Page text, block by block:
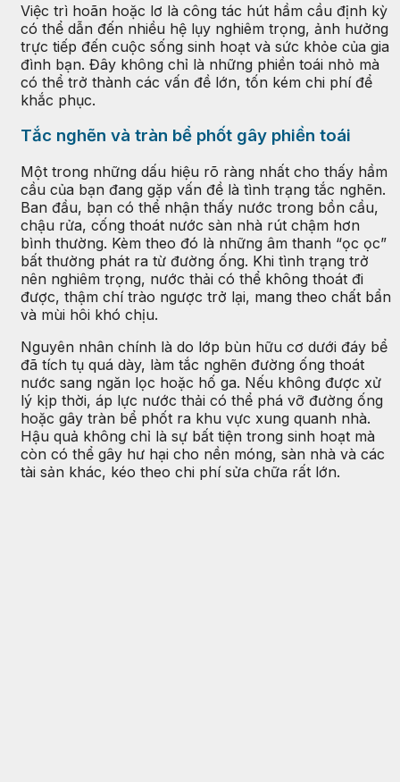
Việc trì hoãn hoặc lơ là công tác hút hầm cầu định kỳ
có thể dẫn đến nhiều hệ lụy nghiêm trọng, ảnh hưởng
trực tiếp đến cuộc sống sinh hoạt và sức khỏe của gia
đình bạn. Đây không chỉ là những phiền toái nhỏ mà
có thể trở thành các vấn đề lớn, tốn kém chi phí để
khắc phục.
Tắc nghẽn và tràn bể phốt gây phiền toái
Một trong những dấu hiệu rõ ràng nhất cho thấy hầm
cầu của bạn đang gặp vấn đề là tình trạng tắc nghẽn.
Ban đầu, bạn có thể nhận thấy nước trong bồn cầu,
chậu rửa, cống thoát nước sàn nhà rút chậm hơn
bình thường. Kèm theo đó là những âm thanh “ọc ọc”
bất thường phát ra từ đường ống. Khi tình trạng trở
nên nghiêm trọng, nước thải có thể không thoát đi
được, thậm chí trào ngược trở lại, mang theo chất bẩn
và mùi hôi khó chịu.
Nguyên nhân chính là do lớp bùn hữu cơ dưới đáy bể
đã tích tụ quá dày, làm tắc nghẽn đường ống thoát
nước sang ngăn lọc hoặc hố ga. Nếu không được xử
lý kịp thời, áp lực nước thải có thể phá vỡ đường ống
hoặc gây tràn bể phốt ra khu vực xung quanh nhà.
Hậu quả không chỉ là sự bất tiện trong sinh hoạt mà
còn có thể gây hư hại cho nền móng, sàn nhà và các
tài sản khác, kéo theo chi phí sửa chữa rất lớn.